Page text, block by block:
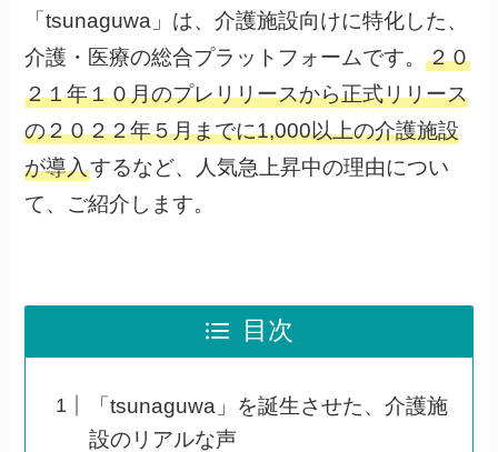
「tsunaguwa」は、介護施設向けに特化した、
介護・医療の総合プラットフォームです。２０
２１年１０月のプレリリースから正式リリース
の２０２２年５月までに1,000以上の介護施設
が導入するなど、人気急上昇中の理由につい
て、ご紹介します。
目次
「tsunaguwa」を誕生させた、介護施
設のリアルな声